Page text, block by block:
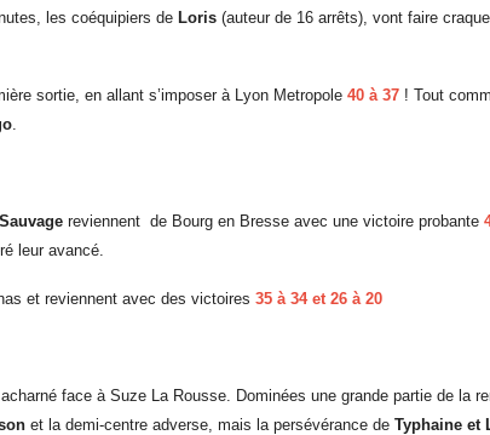
les coéquipiers de Loris (auteur de 16 arrêts), vont faire
sortie, en allant s’imposer à Lyon Metropole 40 à 37 ! Tout
reviennent de Bourg en Bresse avec une victoire probante
leur avancé.
et reviennent avec des victoires 35 à 34 et 26 à 20
face à Suze La Rousse. Dominées une grande partie de la
et la demi-centre adverse, mais la persévérance de Typhaine et